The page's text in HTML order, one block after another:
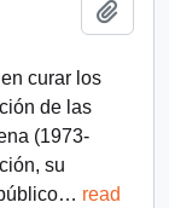
curar los
de las
(1973-
su
… read